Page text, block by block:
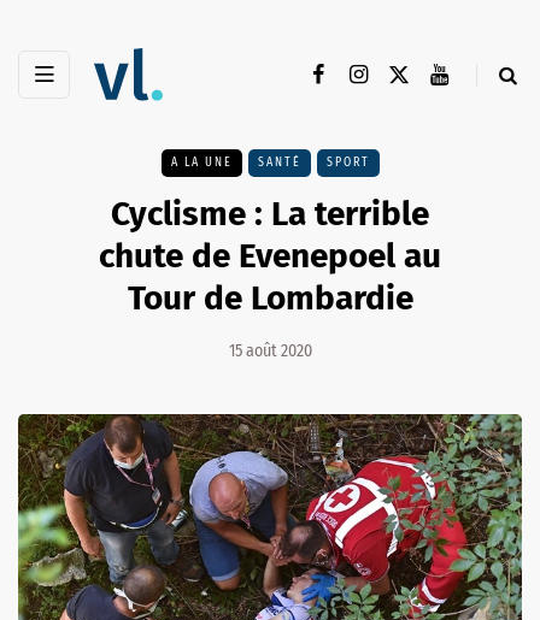
A LA UNE SANTÉ SPORT
Cyclisme : La terrible
chute de Evenepoel au
Tour de Lombardie
15 août 2020